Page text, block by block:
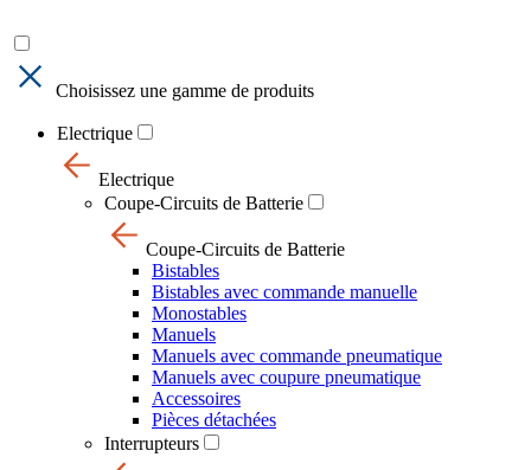
Choisissez une gamme de produits
Electrique
Electrique
Coupe-Circuits de Batterie
Coupe-Circuits de Batterie
Bistables
Bistables avec commande manuelle
Monostables
Manuels
Manuels avec commande pneumatique
Manuels avec coupure pneumatique
Accessoires
Pièces détachées
Interrupteurs